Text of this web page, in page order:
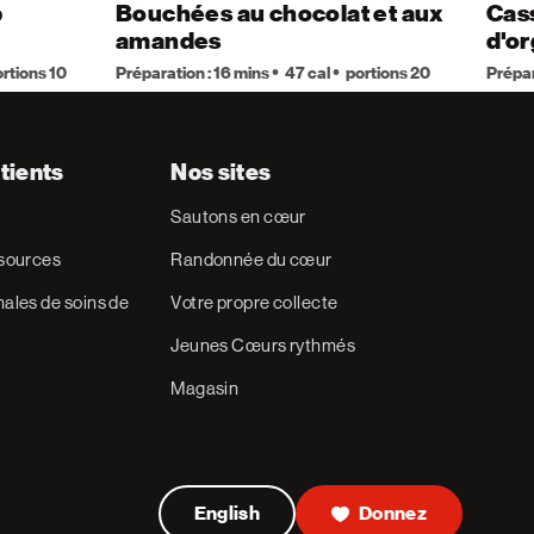
10
Bouchées au chocolat et aux
amandes
Préparation : 16 mins 47 cal portions 20
de soins de
Nos sites
Sautons en cœur
Randonnée du cœur
Votre propre collecte
Jeunes Cœurs rythmés
Magasin
English Donnez